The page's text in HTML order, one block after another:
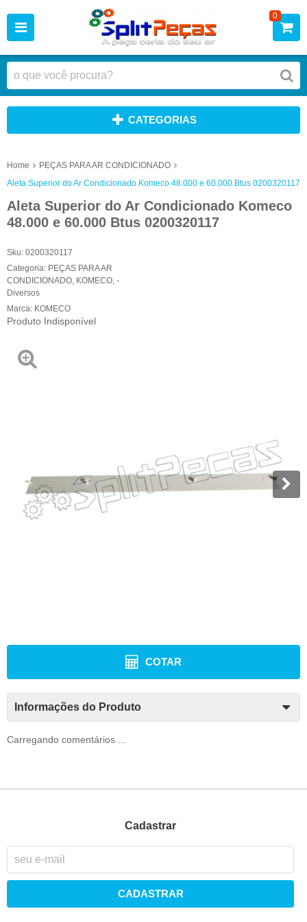
0
CATEGORIAS
Home
PEÇAS PARA AR CONDICIONADO
Aleta Superior do Ar Condicionado Komeco 48.000 e 60.000 Btus 0200320117
Aleta Superior do Ar Condicionado Komeco
48.000 e 60.000 Btus 0200320117
Sku: 0200320117
Categoria: PEÇAS PARA AR
CONDICIONADO KOMECO -
Diversos
Marca: KOMECO
Produto Indisponível
COTAR
Informações do Produto
Carregando comentários ...
Cadastrar
CADASTRAR